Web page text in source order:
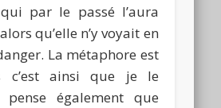
par le passé l’aura
qu’elle n’y voyait en
La métaphore est
c’est ainsi que je le
pense également que